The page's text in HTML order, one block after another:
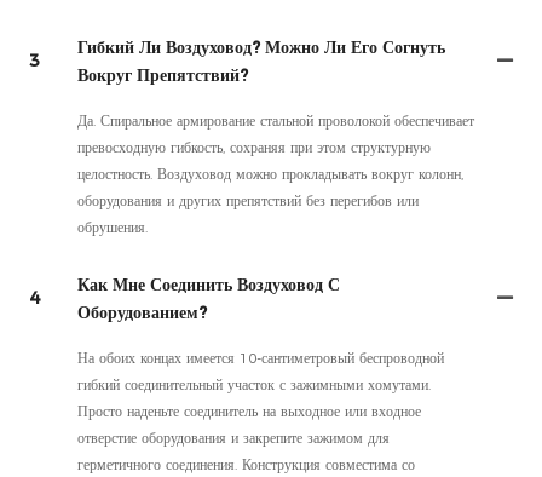
3
Гибкий Ли Воздуховод? Можно Ли Его Согнуть
Вокруг Препятствий?
Да. Спиральное армирование стальной проволокой обеспечивает
превосходную гибкость, сохраняя при этом структурную
целостность. Воздуховод можно прокладывать вокруг колонн,
оборудования и других препятствий без перегибов или
обрушения.
4
Как Мне Соединить Воздуховод С
Оборудованием?
На обоих концах имеется 10-сантиметровый беспроводной
гибкий соединительный участок с зажимными хомутами.
Просто наденьте соединитель на выходное или входное
отверстие оборудования и закрепите зажимом для
герметичного соединения. Конструкция совместима со